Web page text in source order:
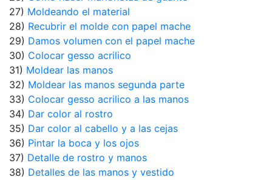
27) Moldeando el material
28) Recubrir el molde con papel mache
29) Damos volumen con el papel mache
30) Colocar gesso acrilico
31) Moldear las manos
32) Moldear las manos segunda parte
33) Colocar gesso acrilico a las manos
34) Dar color al rostro
35) Dar color al cabello y a las cejas
36) Pintar la boca y los ojos
37) Detalle de rostro y manos
38) Detalles de las manos y vestido